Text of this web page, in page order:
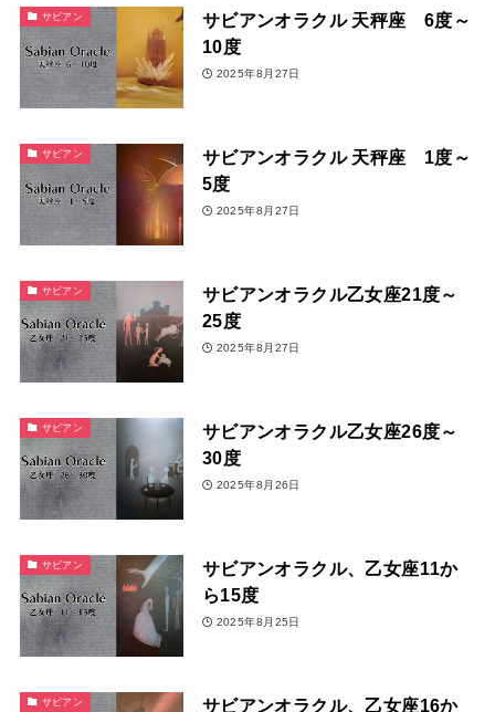
サビアン
サビアンオラクル 天秤座 6度～
10度
2025年8月27日
サビアン
サビアンオラクル 天秤座 1度～
5度
2025年8月27日
サビアン
サビアンオラクル乙女座21度～
25度
2025年8月27日
サビアン
サビアンオラクル乙女座26度～
30度
2025年8月26日
サビアン
サビアンオラクル、乙女座11か
ら15度
2025年8月25日
サビアン サビアンオラクル、乙女座16か